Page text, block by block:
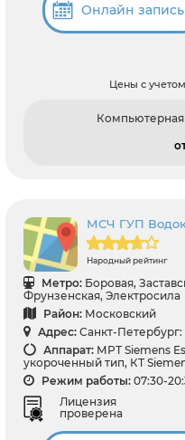
Онлайн запись
Цены с
Компьютерная
МСЧ ГУП
Народный рейтинг
Метро: Боровая,
Фрунзенская, Электросила
Район: Московский
Адрес: Санкт-Петербург:
Аппарат: МРТ Siemens
укороченный тип, КТ
Режим работы: 07:30-
Лицензия
проверена